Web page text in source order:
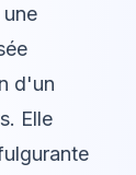
d'un
Elle